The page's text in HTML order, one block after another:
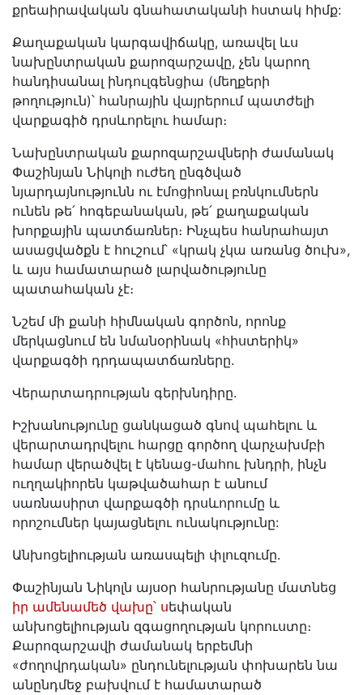
քրեաիրավական գնահատականի հստակ հիմք:
Քաղաքական կարգավիճակը, առավել ևս
նախընտրական քարոզարշավը, չեն կարող
հանդիսանալ ինդուլգենցիա (մեղքերի
թողություն)՝ հանրային վայրերում պատժելի
վարքագիծ դրսևորելու համար։
Նախընտրական քարոզարշավների ժամանակ
Փաշինյան Նիկոլի ուժեղ ընգծված
նյարդայնությունն ու էմոցիոնալ բռնկումներն
ունեն թե՛ հոգեբանական, թե՛ քաղաքական
խորքային պատճառներ։ Ինչպես հանրահայտ
ասացվածքն է հուշում՝ «կրակ չկա առանց ծուխ»,
և այս համատարած լարվածությունը
պատահական չէ։
Նշեմ մի քանի հիմնական գործոն, որոնք
մերկացնում են նմանօրինակ «հիստերիկ»
վարքագծի դրդապատճառները.
Վերարտադրության գերխնդիրը.
Իշխանությունը ցանկացած գնով պահելու և
վերարտադրվելու հարցը գործող վարչախմբի
համար վերածվել է կենաց-մահու խնդրի, ինչն
ուղղակիորեն կաթվածահար է անում
սառնասիրտ վարքագծի դրսևորումը և
որոշումներ կայացնելու ունակությունը:
Անխոցելիության առասպելի փլուզումը.
Փաշինյան Նիկոլն այսօր հանրությանը մատնեց
իր ամենամեծ վախը՝ սեփական
անխոցելիության զգացողության կորուստը։
Քարոզարշավի ժամանակ երբեմնի
«ժողովրդական» ընդունելության փոխարեն նա
անընդմեջ բախվում է համատարած